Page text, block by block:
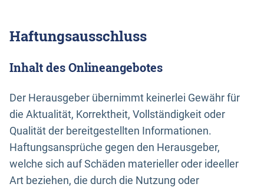
Haftungsausschluss
Inhalt des Onlineangebotes
Der Herausgeber übernimmt keinerlei Gewähr für
die Aktualität, Korrektheit, Vollständigkeit oder
Qualität der bereitgestellten Informationen.
Haftungsansprüche gegen den Herausgeber,
welche sich auf Schäden materieller oder ideeller
Art beziehen, die durch die Nutzung oder